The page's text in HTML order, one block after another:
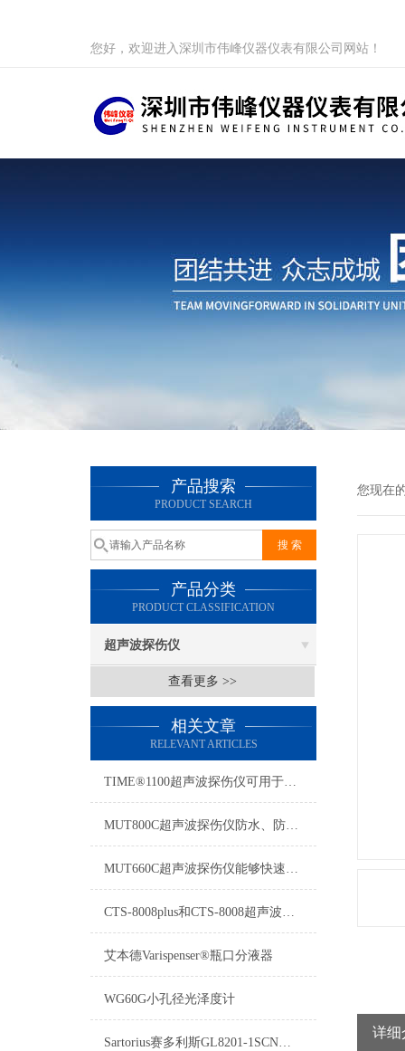
您好，欢迎进入深圳市伟峰仪器仪表有限公司网站！
产品搜索
PRODUCT SEARCH
产品分类
PRODUCT CLASSIFICATION
超声波探伤仪
查看更多 >>
相关文章
RELEVANT ARTICLES
TIME®1100超声波探伤仪可用于微小缺陷的检验，检出率高
MUT800C超声波探伤仪防水、防油、防尘可达到IP65防护等级
MUT660C超声波探伤仪能够快速便捷、无损伤、地进行工件内部多种缺陷
CTS-8008plus和CTS-8008超声波探伤仪的功能区别
艾本德Varispenser®瓶口分液器
WG60G小孔径光泽度计
Sartorius赛多利斯GL8201-1SCN电子天平
您现在
详细